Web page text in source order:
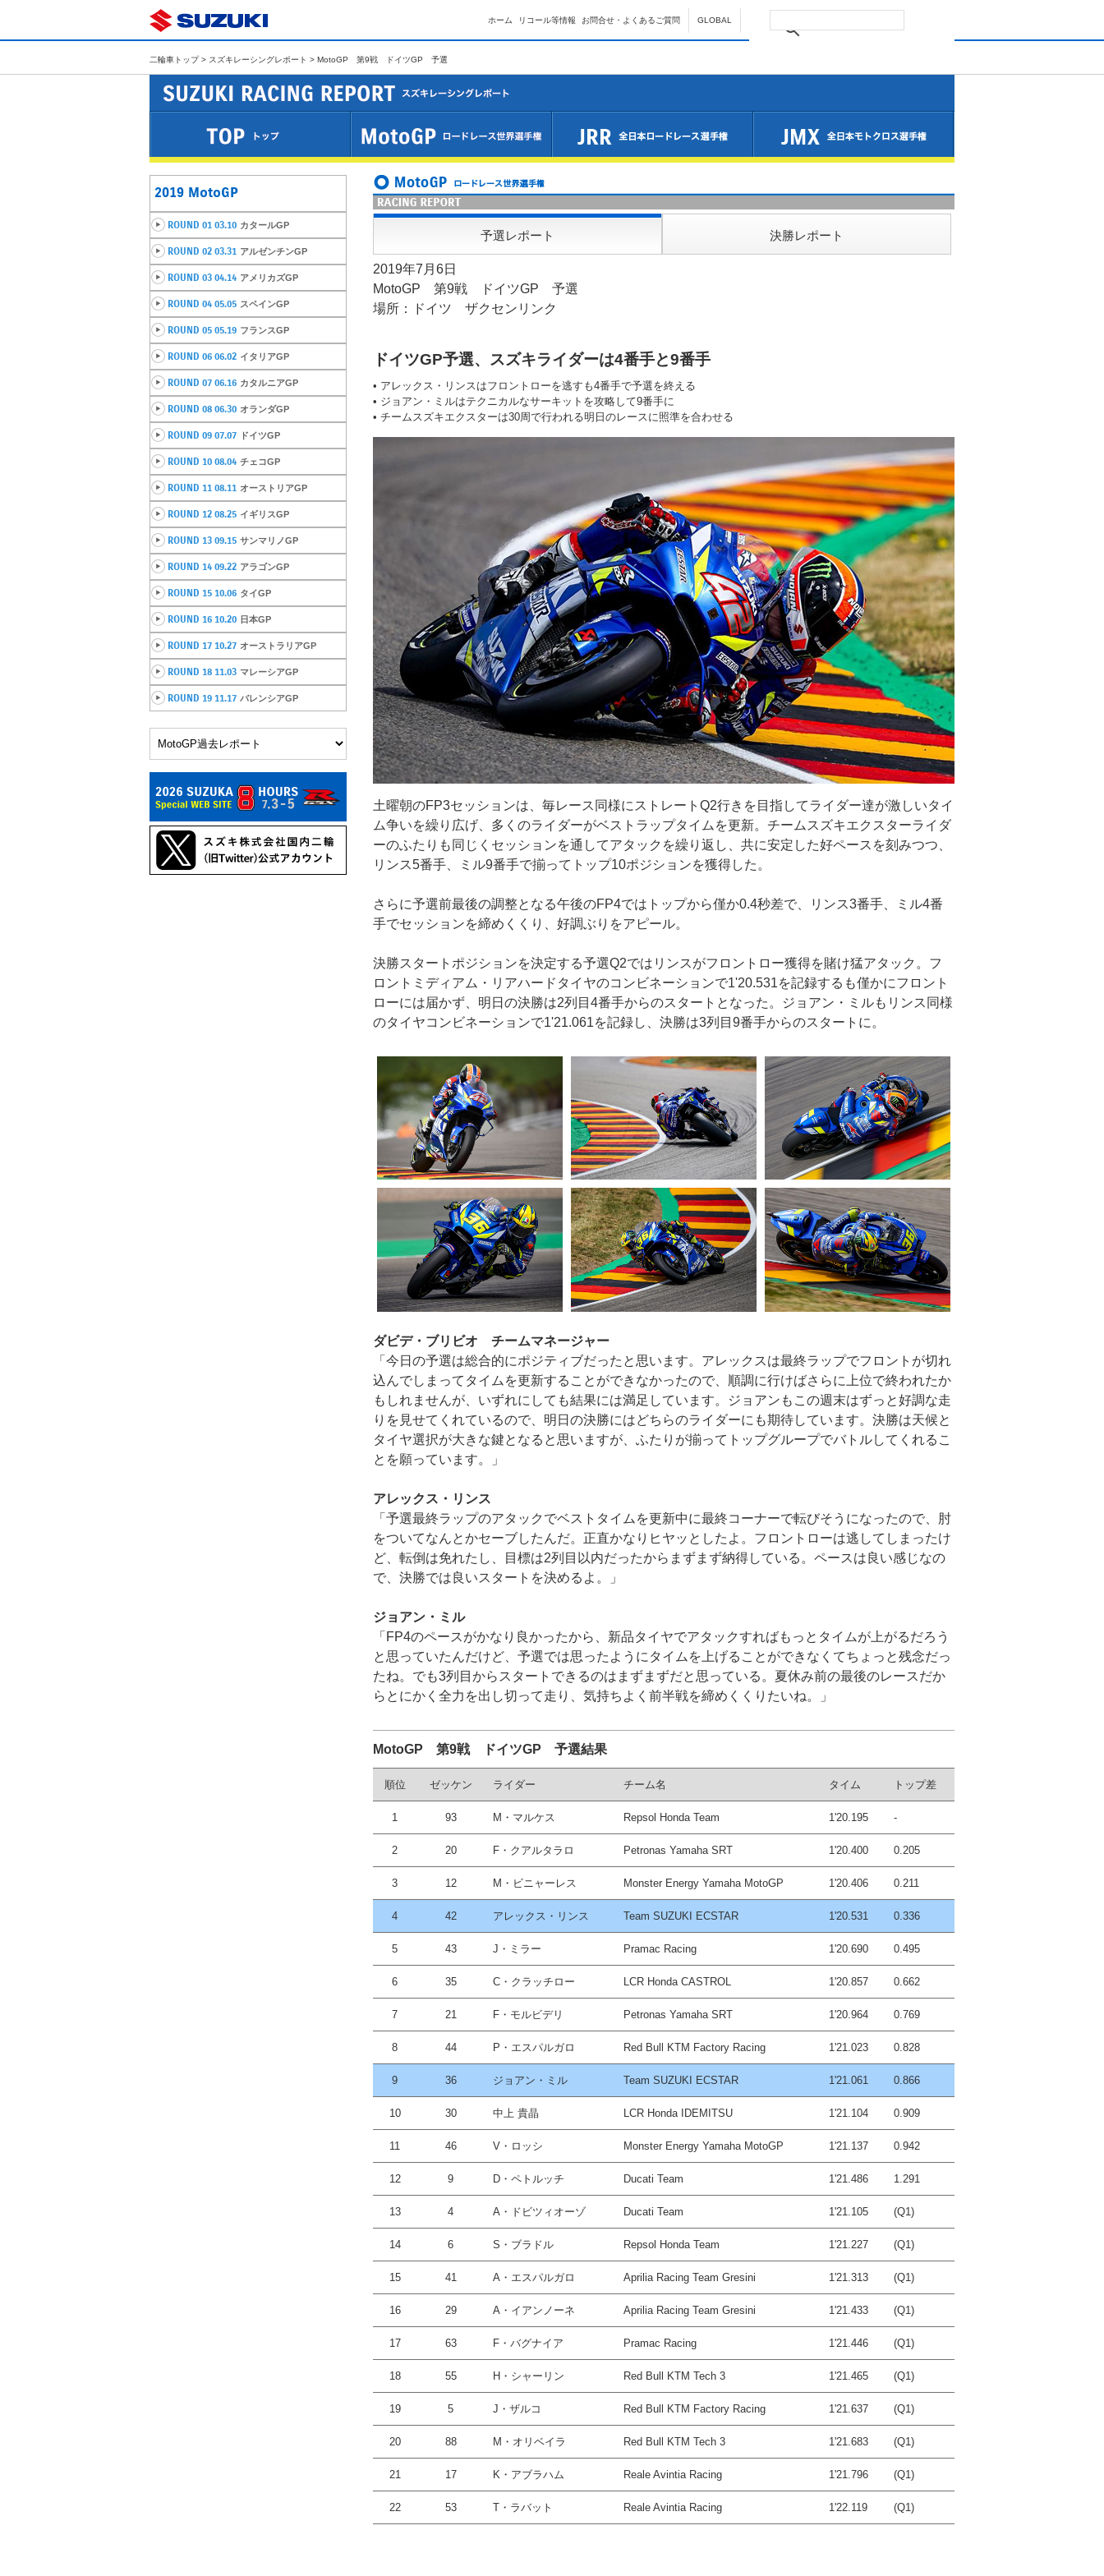
ホーム リコール等情報 お問合せ・よくあるご質問 GLOBAL
二輪車トップ> スズキレーシングレポート > MotoGP 第9戦 ドイツGP 予選
2019 MotoGP
ROUND 01 03.10 カタールGP
ROUND 02 03.31 アルゼンチンGP
ROUND 03 04.14 アメリカズGP
ROUND 04 05.05 スペインGP
ROUND 05 05.19 フランスGP
ROUND 06 06.02 イタリアGP
ROUND 07 06.16 カタルニアGP
ROUND 08 06.30 オランダGP
ROUND 09 07.07 ドイツGP
ROUND 10 08.04 チェコGP
ROUND 11 08.11 オーストリアGP
ROUND 12 08.25 イギリスGP
ROUND 13 09.15 サンマリノGP
ROUND 14 09.22 アラゴンGP
ROUND 15 10.06 タイGP
ROUND 16 10.20 日本GP
ROUND 17 10.27 オーストラリアGP
ROUND 18 11.03 マレーシアGP
ROUND 19 11.17 バレンシアGP
予選レポート 決勝レポート
2019年7月6日
MotoGP 第9戦 ドイツGP 予選
場所：ドイツ ザクセンリンク
ドイツGP予選、スズキライダーは4番手と9番手
• アレックス・リンスはフロントローを逃すも4番手で予選を終える
• ジョアン・ミルはテクニカルなサーキットを攻略して9番手に
• チームスズキエクスターは30周で行われる明日のレースに照準を合わせる
土曜朝のFP3セッションは、毎レース同様にストレートQ2行きを目指してライダー達が激しいタイ
ム争いを繰り広げ、多くのライダーがベストラップタイムを更新。チームスズキエクスターライダ
ーのふたりも同じくセッションを通してアタックを繰り返し、共に安定した好ペースを刻みつつ、
リンス5番手、ミル9番手で揃ってトップ10ポジションを獲得した。
さらに予選前最後の調整となる午後のFP4ではトップから僅か0.4秒差で、リンス3番手、ミル4番
手でセッションを締めくくり、好調ぶりをアピール。
決勝スタートポジションを決定する予選Q2ではリンスがフロントロー獲得を賭け猛アタック。フ
ロントミディアム・リアハードタイヤのコンビネーションで1'20.531を記録するも僅かにフロント
ローには届かず、明日の決勝は2列目4番手からのスタートとなった。ジョアン・ミルもリンス同様
のタイヤコンビネーションで1'21.061を記録し、決勝は3列目9番手からのスタートに。
ダビデ・ブリビオ チームマネージャー
「今日の予選は総合的にポジティブだったと思います。アレックスは最終ラップでフロントが切れ
込んでしまってタイムを更新することができなかったので、順調に行けばさらに上位で終われたか
もしれませんが、いずれにしても結果には満足しています。ジョアンもこの週末はずっと好調な走
りを見せてくれているので、明日の決勝にはどちらのライダーにも期待しています。決勝は天候と
タイヤ選択が大きな鍵となると思いますが、ふたりが揃ってトップグループでバトルしてくれるこ
とを願っています。」
アレックス・リンス
「予選最終ラップのアタックでベストタイムを更新中に最終コーナーで転びそうになったので、肘
をついてなんとかセーブしたんだ。正直かなりヒヤッとしたよ。フロントローは逃してしまったけ
ど、転倒は免れたし、目標は2列目以内だったからまずまず納得している。ペースは良い感じなの
で、決勝では良いスタートを決めるよ。」
ジョアン・ミル
「FP4のペースがかなり良かったから、新品タイヤでアタックすればもっとタイムが上がるだろう
と思っていたんだけど、予選では思ったようにタイムを上げることができなくてちょっと残念だっ
たね。でも3列目からスタートできるのはまずまずだと思っている。夏休み前の最後のレースだか
らとにかく全力を出し切って走り、気持ちよく前半戦を締めくくりたいね。」
MotoGP 第9戦 ドイツGP 予選結果
順位 ゼッケン ライダー チーム名 タイム トップ差
1 93 M・マルケス Repsol Honda Team 1'20.195 -
2 20 F・クアルタラロ Petronas Yamaha SRT 1'20.400 0.205
3 12 M・ビニャーレス Monster Energy Yamaha MotoGP 1'20.406 0.211
4 42 アレックス・リンス Team SUZUKI ECSTAR 1'20.531 0.336
5 43 J・ミラー Pramac Racing 1'20.690 0.495
6 35 C・クラッチロー LCR Honda CASTROL 1'20.857 0.662
7 21 F・モルビデリ Petronas Yamaha SRT 1'20.964 0.769
8 44 P・エスパルガロ Red Bull KTM Factory Racing 1'21.023 0.828
9 36 ジョアン・ミル Team SUZUKI ECSTAR 1'21.061 0.866
10 30 中上 貴晶 LCR Honda IDEMITSU 1'21.104 0.909
11 46 V・ロッシ Monster Energy Yamaha MotoGP 1'21.137 0.942
12 9 D・ペトルッチ Ducati Team 1'21.486 1.291
13 4 A・ドビツィオーゾ Ducati Team 1'21.105 (Q1)
14 6 S・ブラドル Repsol Honda Team 1'21.227 (Q1)
15 41 A・エスパルガロ Aprilia Racing Team Gresini 1'21.313 (Q1)
16 29 A・イアンノーネ Aprilia Racing Team Gresini 1'21.433 (Q1)
17 63 F・バグナイア Pramac Racing 1'21.446 (Q1)
18 55 H・シャーリン Red Bull KTM Tech 3 1'21.465 (Q1)
19 5 J・ザルコ Red Bull KTM Factory Racing 1'21.637 (Q1)
20 88 M・オリベイラ Red Bull KTM Tech 3 1'21.683 (Q1)
21 17 K・アブラハム Reale Avintia Racing 1'21.796 (Q1)
22 53 T・ラバット Reale Avintia Racing 1'22.119 (Q1)